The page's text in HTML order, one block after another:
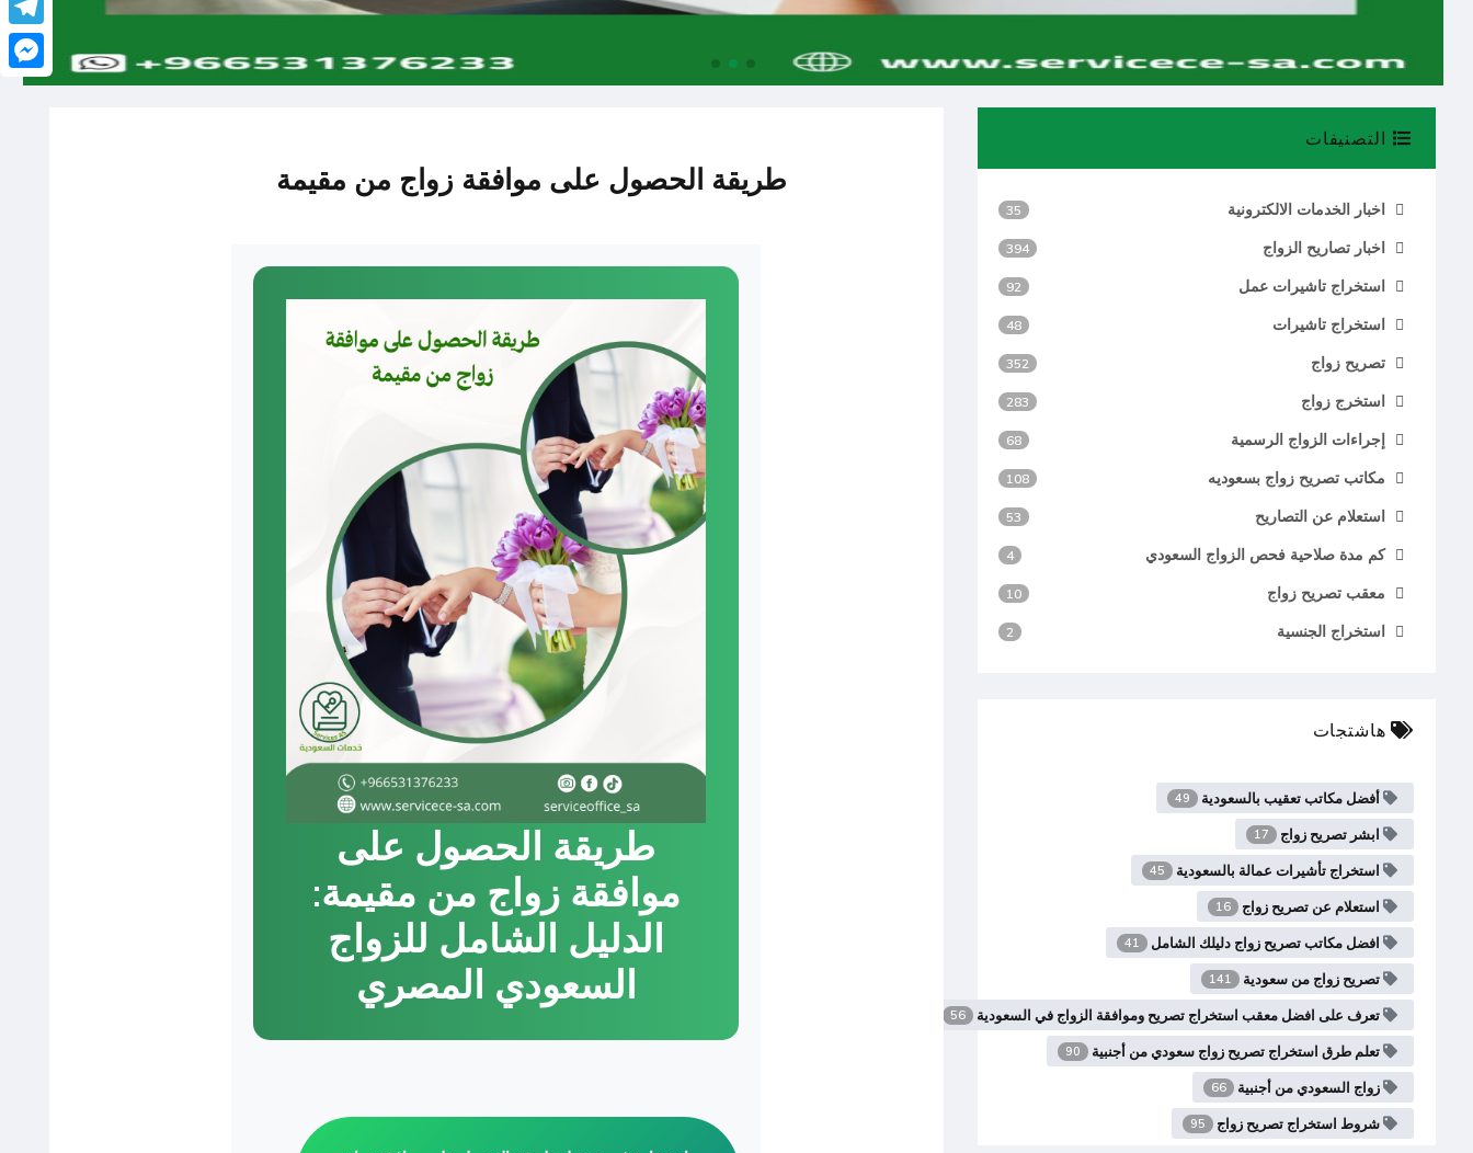
التصنيفات
اخبار الخدمات الالكترونية 35
اخبار تصاريح الزواج 394
استخراج تاشيرات عمل 92
استخراج تاشيرات 48
تصريح زواج 352
استخرج زواج 283
إجراءات الزواج الرسمية 68
مكاتب تصريح زواج بسعوديه 108
استعلام عن التصاريح 53
كم مدة صلاحية فحص الزواج السعودي 4
معقب تصريح زواج 10
استخراج الجنسية 2
هاشتجات
أفضل مكاتب تعقيب بالسعودية 49
ابشر تصريح زواج 17
استخراج تأشيرات عمالة بالسعودية 45
استعلام عن تصريح زواج 16
افضل مكاتب تصريح زواج دليلك الشامل 41
تصريح زواج من سعودية 141
تعرف على افضل معقب استخراج تصريح وموافقة الزواج في السعودية 56
تعلم طرق استخراج تصريح زواج سعودي من أجنبية 90
زواج السعودي من أجنبية 66
شروط استخراج تصريح زواج 95
طريقة الحصول على موافقة زواج من مقيمة
طريقة الحصول على
موافقة زواج من مقيمة:
الدليل الشامل للزواج
السعودي المصري